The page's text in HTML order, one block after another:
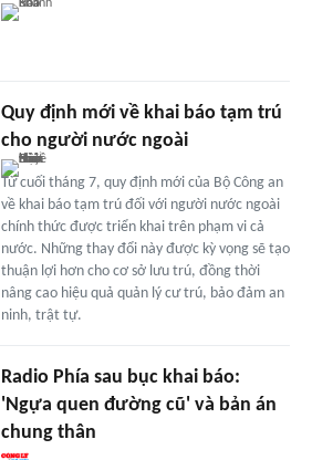
Quy định mới về khai báo tạm trú
cho người nước ngoài
Từ cuối tháng 7, quy định mới của Bộ Công an
về khai báo tạm trú đối với người nước ngoài
chính thức được triển khai trên phạm vi cả
nước. Những thay đổi này được kỳ vọng sẽ tạo
thuận lợi hơn cho cơ sở lưu trú, đồng thời
nâng cao hiệu quả quản lý cư trú, bảo đảm an
ninh, trật tự.
Radio Phía sau bục khai báo:
'Ngựa quen đường cũ' và bản án
chung thân